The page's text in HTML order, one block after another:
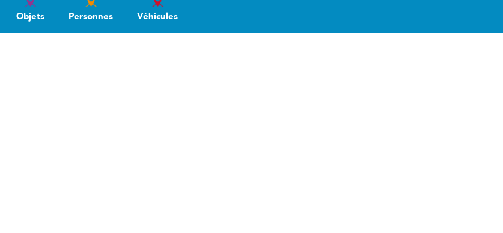
Objets Personnes Véhicules